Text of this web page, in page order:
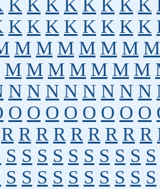
K K K K K K K K
K K K K K K K K
M M M M M M M
M M M M M M M
N N N N N N N N
O O O O O O O O
R R R R R R R R R
S S S S S S S S S S
S S S S S S S S S S